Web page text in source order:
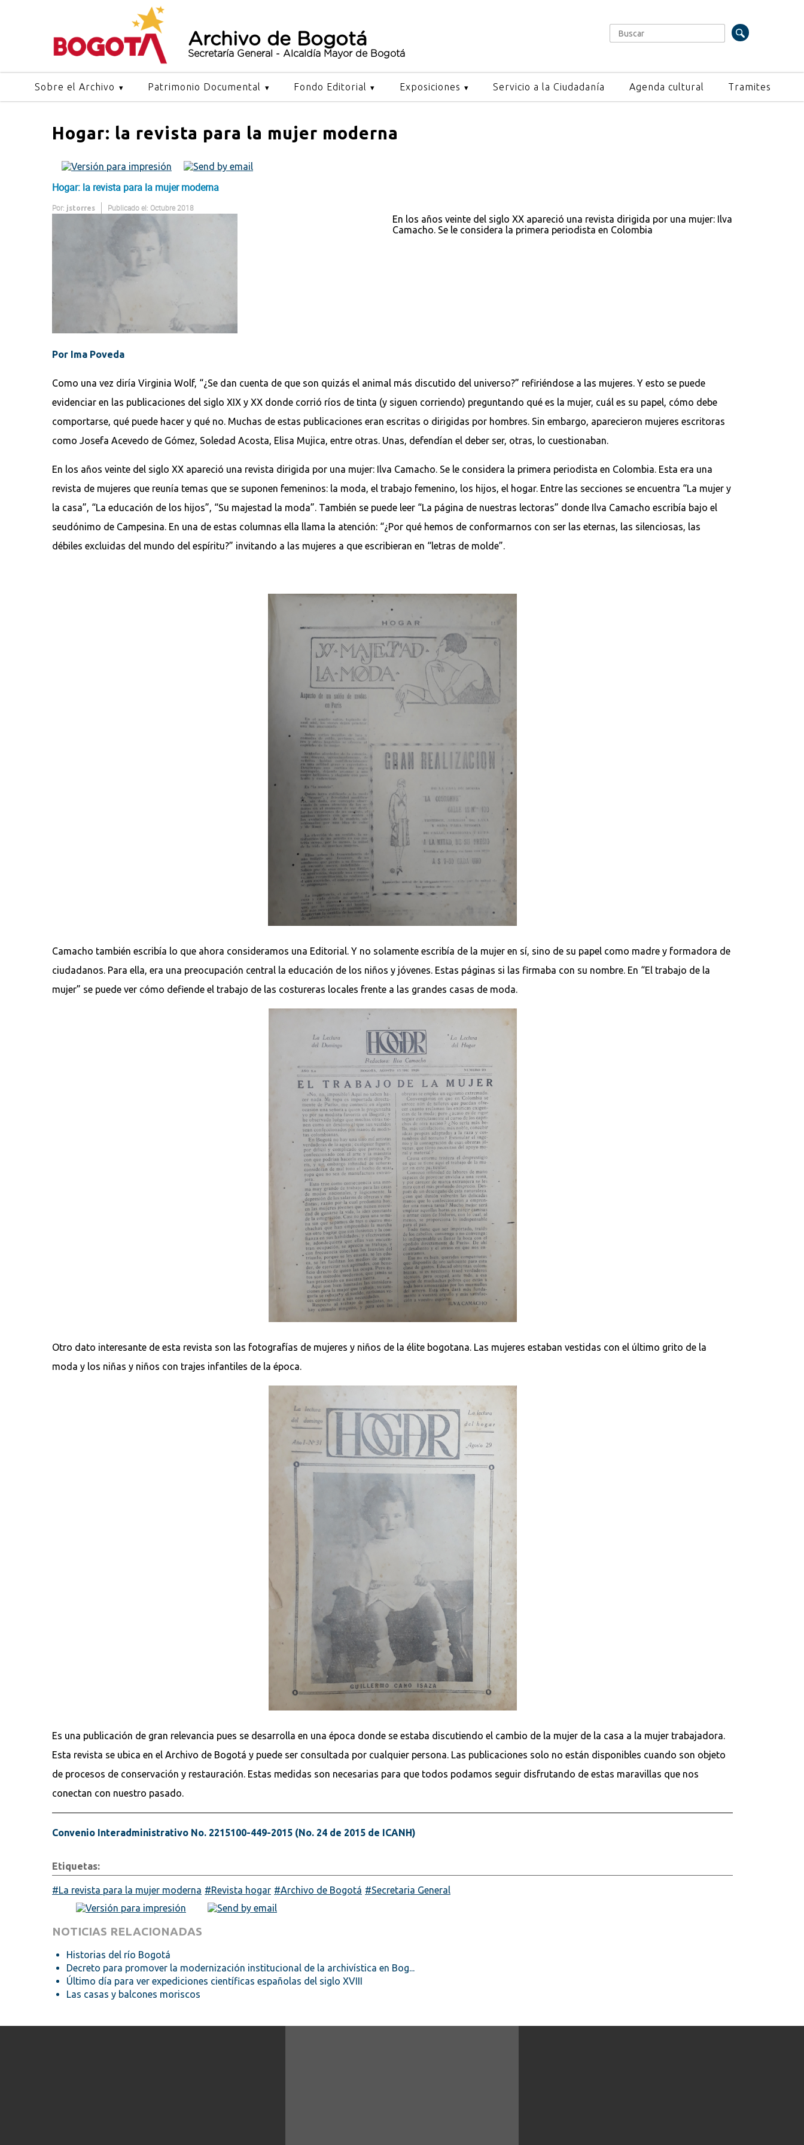
Archivo de Bogotá
Secretaría General - Alcaldía Mayor de Bogotá
Formulario de búsqueda
Buscar
Sobre el Archivo Patrimonio Documental Fondo Editorial Exposiciones Servicio a la Ciudadanía Agenda cultural Tramites
Hogar: la revista para la mujer moderna
Hogar: la revista para la mujer moderna
Por: jstorres Publicado el: Octubre 2018
En los años veinte del siglo XX apareció una revista dirigida por una mujer: Ilva
Camacho. Se le considera la primera periodista en Colombia
Por Ima Poveda
Como una vez diría Virginia Wolf, “¿Se dan cuenta de que son quizás el animal más discutido del universo?” refiriéndose a las mujeres. Y esto se puede
evidenciar en las publicaciones del siglo XIX y XX donde corrió ríos de tinta (y siguen corriendo) preguntando qué es la mujer, cuál es su papel, cómo debe
comportarse, qué puede hacer y qué no. Muchas de estas publicaciones eran escritas o dirigidas por hombres. Sin embargo, aparecieron mujeres escritoras
como Josefa Acevedo de Gómez, Soledad Acosta, Elisa Mujica, entre otras. Unas, defendían el deber ser, otras, lo cuestionaban.
En los años veinte del siglo XX apareció una revista dirigida por una mujer: Ilva Camacho. Se le considera la primera periodista en Colombia. Esta era una
revista de mujeres que reunía temas que se suponen femeninos: la moda, el trabajo femenino, los hijos, el hogar. Entre las secciones se encuentra “La mujer y
la casa”, “La educación de los hijos”, “Su majestad la moda”. También se puede leer “La página de nuestras lectoras” donde Ilva Camacho escribía bajo el
seudónimo de Campesina. En una de estas columnas ella llama la atención: “¿Por qué hemos de conformarnos con ser las eternas, las silenciosas, las
débiles excluidas del mundo del espíritu?” invitando a las mujeres a que escribieran en “letras de molde”.
Camacho también escribía lo que ahora consideramos una Editorial. Y no solamente escribía de la mujer en sí, sino de su papel como madre y formadora de
ciudadanos. Para ella, era una preocupación central la educación de los niños y jóvenes. Estas páginas si las firmaba con su nombre. En “El trabajo de la
mujer” se puede ver cómo defiende el trabajo de las costureras locales frente a las grandes casas de moda.
Otro dato interesante de esta revista son las fotografías de mujeres y niños de la élite bogotana. Las mujeres estaban vestidas con el último grito de la
moda y los niñas y niños con trajes infantiles de la época.
Es una publicación de gran relevancia pues se desarrolla en una época donde se estaba discutiendo el cambio de la mujer de la casa a la mujer trabajadora.
Esta revista se ubica en el Archivo de Bogotá y puede ser consultada por cualquier persona. Las publicaciones solo no están disponibles cuando son objeto
de procesos de conservación y restauración. Estas medidas son necesarias para que todos podamos seguir disfrutando de estas maravillas que nos
conectan con nuestro pasado.
Convenio Interadministrativo No. 2215100-449-2015 (No. 24 de 2015 de ICANH)
Etiquetas:
La revista para la mujer moderna Revista hogar Archivo de Bogotá Secretaria General
NOTICIAS RELACIONADAS
Historias del río Bogotá
Decreto para promover la modernización institucional de la archivística en Bog...
Último día para ver expediciones científicas españolas del siglo XVIII
Las casas y balcones moriscos